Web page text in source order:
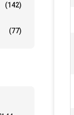
(142)
(77)